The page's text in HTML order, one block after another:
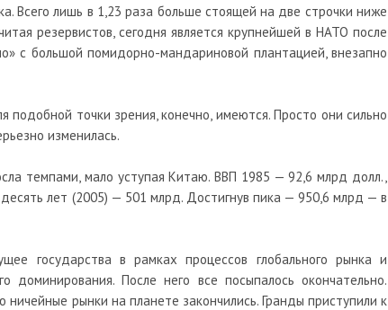
Всего лишь в 1,23 раза больше стоящей на две строчки ниже
резервистов, сегодня является крупнейшей в НАТО после
с большой помидорно-мандариновой плантацией, внезапно
точки зрения, конечно, имеются. Просто они сильно
изменилась.
темпами, мало уступая Китаю. ВВП 1985 — 92,6 млрд долл.,
лет (2005) — 501 млрд. Достигнув пика — 950,6 млрд — в
государства в рамках процессов глобального рынка и
доминирования. После него все посыпалось окончательно.
рынки на планете закончились. Гранды приступили к